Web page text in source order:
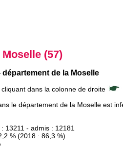
Moselle (57)
de la Moselle
dans la colonne de droite
le département de la Moselle est
13211 - admis : 12181
% (2018 : 86,3 %)